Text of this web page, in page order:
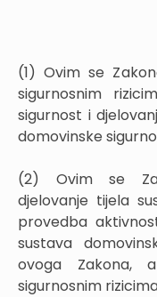
(1) Ovim se
sigurnosnim
sigurnost i
domovinske
(2) Ovim se
djelovanje tijela
provedba
sustava
ovoga Zakona,
sigurnosnim